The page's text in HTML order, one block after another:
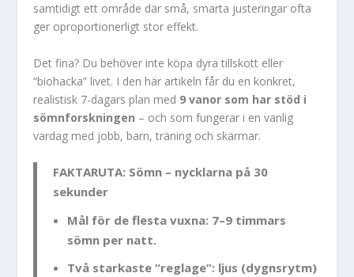
samtidigt ett område där små, smarta justeringar ofta
ger oproportionerligt stor effekt.
Det fina? Du behöver inte köpa dyra tillskott eller
“biohacka” livet. I den här artikeln får du en konkret,
realistisk 7-dagars plan med 9 vanor som har stöd i
sömnforskningen – och som fungerar i en vanlig
vardag med jobb, barn, träning och skärmar.
FAKTARUTA: Sömn – nycklarna på 30
sekunder
Mål för de flesta vuxna: 7–9 timmars
sömn per natt.
Två starkaste “reglage”: ljus (dygnsrytm)